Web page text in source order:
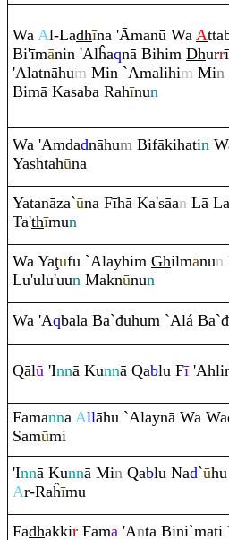
Wa Al-Ladhīna 'Āmanū Wa A
Bi'īmānin 'Alĥaqnā Bihim Dhurr
'Alatnāhum Min `Amalihim Min
Bimā Kasaba Rahīnun
Wa 'Amdadnāhum Bifākihatin
Yashtahūna
Yatanāza`ūna Fīhā Ka'sāan Lā La
Ta'thīmun
Wa Yaţūfu `Alayhim Ghilmānun
Lu'ulu'uun Maknūnun
Wa 'Aqbala Ba`đuhum `Alá
Qālū 'Innā Kunnā Qablu Fī
Famanna Allāhu `Alaynā Wa Wa
Samūmi
'Innā Kunnā Min Qablu Nad`ūhu
Ar-Raĥīmu
Fadhakkir Famā 'Anta Bini`mati